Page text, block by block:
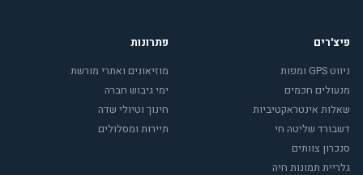
פיצ'רים
ניווט GPS ומפות
מנעולים חכמים
שאלות אינטראקטיביות
דשבורד שליטה חי
סנכרון צוותים
גלריית תמונות חיה
פתרונות
מוזיאונים ואתרי מורשת
ימי גיבוש חברה
חינוך וטיולי שדה
תיירות ומסלולים